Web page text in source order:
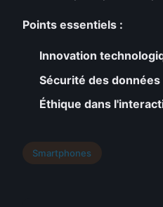
Points essentiels :
Innovation
Sécurité des données
Éthique dans
Smartphones